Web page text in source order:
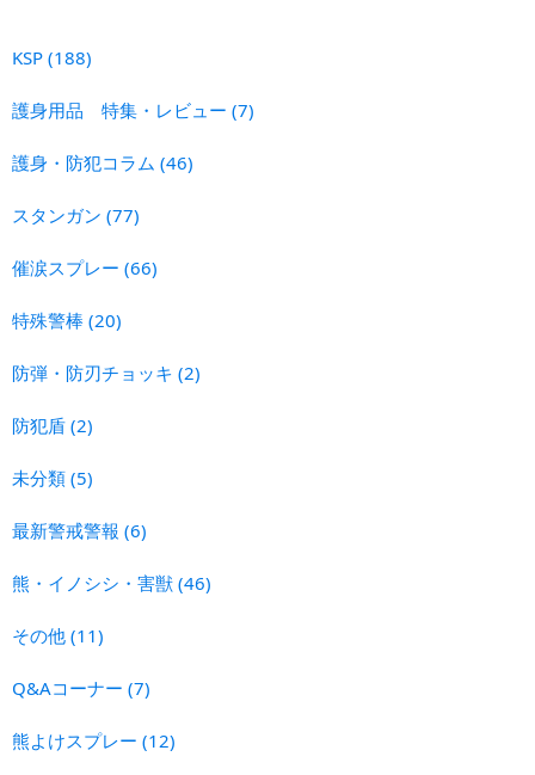
KSP (188)
護身用品 特集・レビュー (7)
護身・防犯コラム (46)
スタンガン (77)
催涙スプレー (66)
特殊警棒 (20)
防弾・防刃チョッキ (2)
防犯盾 (2)
未分類 (5)
最新警戒警報 (6)
熊・イノシシ・害獣 (46)
その他 (11)
Q&Aコーナー (7)
熊よけスプレー (12)